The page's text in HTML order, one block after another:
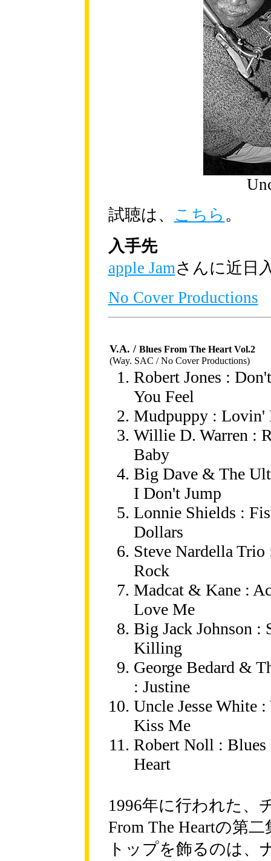
試聴は、
こちら 。
入手先
apple Jamさんに近日
No Cover Productions
V.A. / Blues From The Heart Vol.2
(Way. SAC / No Cover Productions)
Robert Jones :
You Feel
Mudpuppy : Lovin'
Willie D. Warren :
Baby
Big Dave & The
I Don't Jump
Lonnie Shields :
Dollars
Steve Nardella
Rock
Madcat & Kane :
Love Me
Big Jack Johnson :
Killing
George Bedard &
: Justine
Uncle Jesse White
Kiss Me
Robert Noll : Blues
Heart
1996年に行われた、
From The Heartの第二
トップを飾るのは、